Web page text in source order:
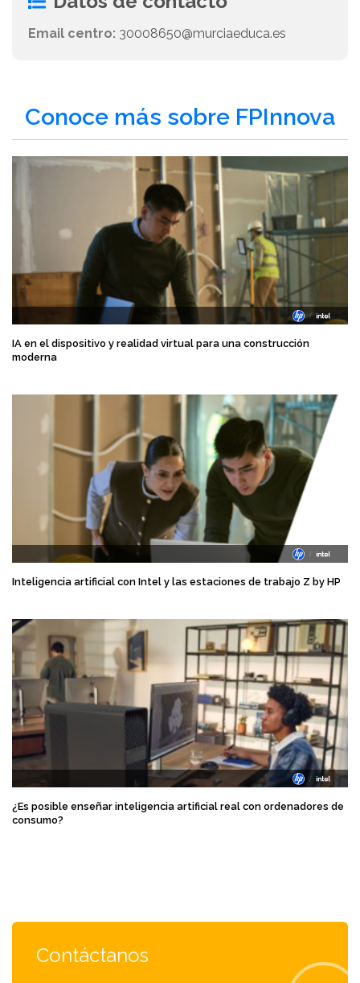
Email centro: 30008650@murciaeduca.es
Conoce más sobre FPInnova
IA en el dispositivo y realidad virtual para una construcción
moderna
Inteligencia artificial con Intel y las estaciones de trabajo Z by HP
¿Es posible enseñar inteligencia artificial real con ordenadores de
consumo?
Contáctanos